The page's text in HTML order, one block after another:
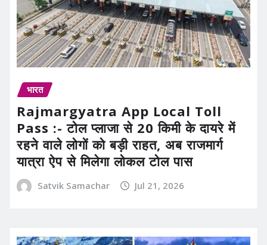
भारत
Rajmargyatra App Local Toll
Pass :- टोल प्लाजा से 20 किमी के दायरे में
रहने वाले लोगों को बड़ी राहत, अब राजमार्ग
यात्रा ऐप से मिलेगा लोकल टोल पास
Satvik Samachar Jul 21, 2026